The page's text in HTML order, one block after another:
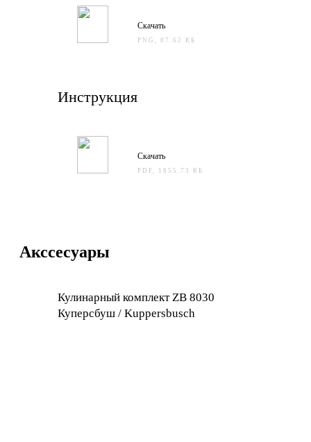
Скачать
PNG, 87.62 КБ
Инструкция
Скачать
PDF, 1855.73 КБ
Акссесуары
Кулинарный комплект ZB 8030
Куперсбуш / Kuppersbusch